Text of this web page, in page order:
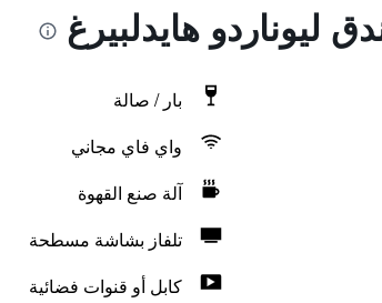
ليوناردو هايدلبيرغ
بار / صالة
واي فاي مجاني
آلة صنع القهوة
تلفاز بشاشة مسطحة
كابل أو قنوات فضائية